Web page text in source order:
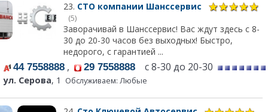
23. СТО компании Шанссервис
(5)
Заворачивай в Шанссервис! Вас ждут здесь с 8-
30 до 20-30 часов без выходных! Быстро,
недорого, с гарантией ...
44 7558888 , 29 7558888 с 8-30 до 20-30
ул. Серова, 1 Обслуживаем: Любые